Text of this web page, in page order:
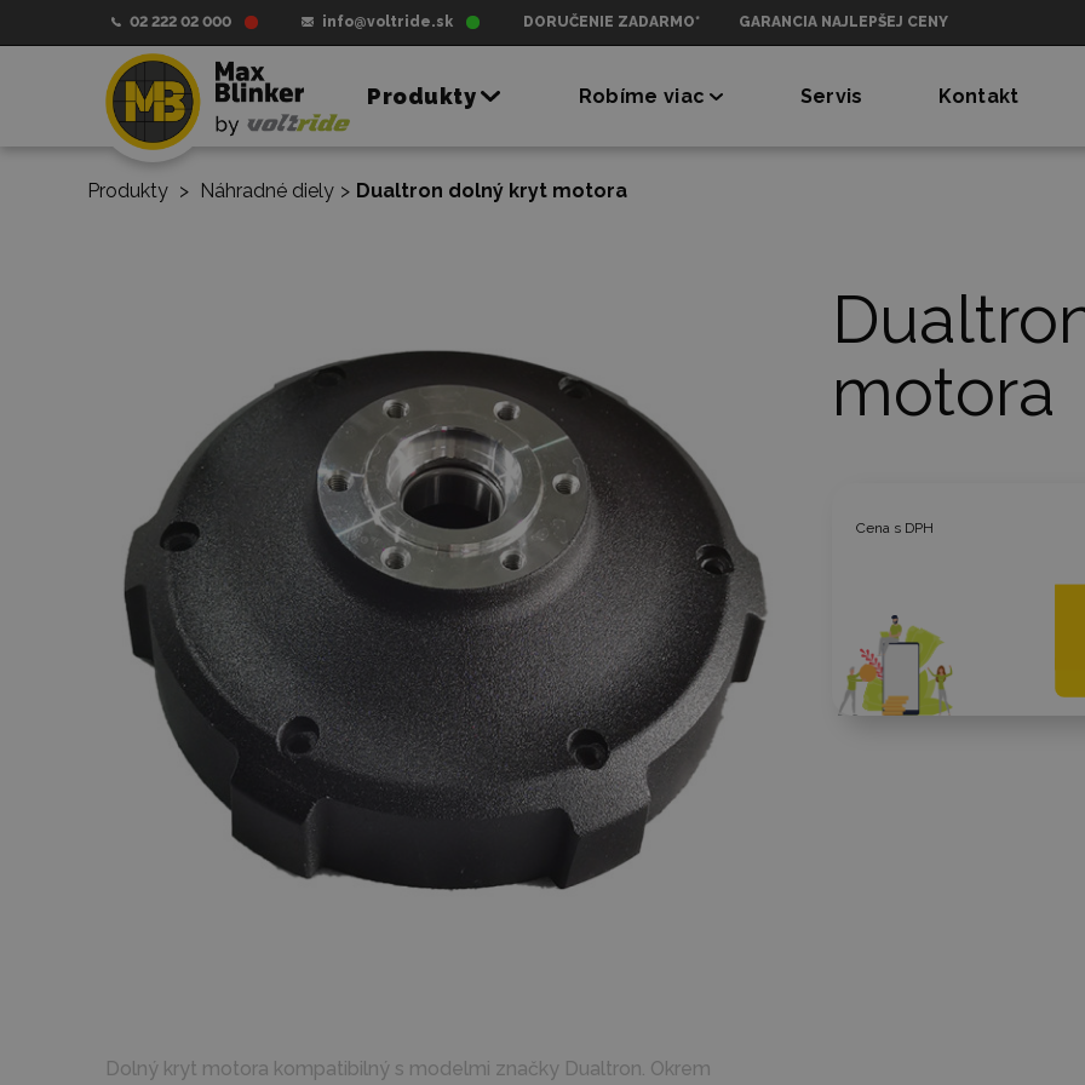
02 222 02 000 info@voltride.sk DORUČENIE ZADARMO* GARANCIA NAJLEPŠEJ CENY
Produkty Robíme viac Servis Kontakt
Produkty > Náhradné diely > Dualtron dolný kryt motora
Dolný kryt motora kompatibilný s modelmi značky Dualtron. Okrem
motora
Cena s DPH